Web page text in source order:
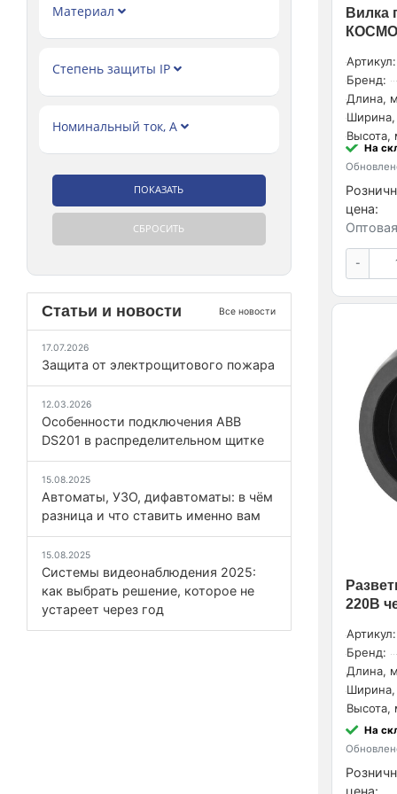
Вилка
Артикул:
Бренд:
Длина,
Высота,
На
цена:
-
220В
Артикул:
Бренд:
Длина,
Высота,
На
цена:
ОНЛАЙТ (32)
Союз (175)
Материал
Степень защиты IP
Номинальный ток, А
Статьи и новости Все новости
17.07.2026
Защита от электрощитового пожара
12.03.2026
Особенности подключения ABB
DS201 в распределительном щитке
15.08.2025
Автоматы, УЗО, дифавтоматы: в чём
разница и что ставить именно вам
15.08.2025
Системы видеонаблюдения 2025:
как выбрать решение, которое не
устареет через год